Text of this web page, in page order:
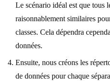
Le scénario idéal est que tous
raisonnablement similaires
classes. Cela dépendra
données.
Ensuite, nous créons les
de données pour chaque